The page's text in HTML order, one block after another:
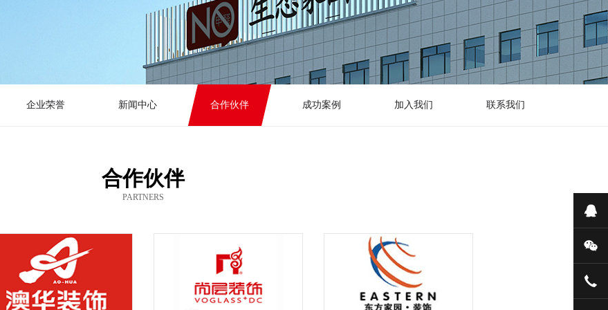
企业荣誉 新闻中心 合作伙伴 成功案例 加入我们 联系我们
合作伙伴
PARTNERS
在
微